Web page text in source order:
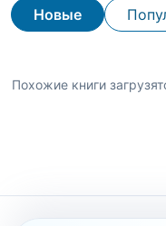
Новые
Похожие книги